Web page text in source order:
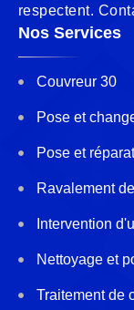
respectent.
Nos Services
Couvreur 30
Pose et
Pose et
Ravalement
Intervention
Nettoyage et
Traitement de